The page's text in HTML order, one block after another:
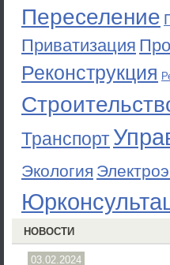
Переселение
Приватизация
Реконструкция
Транспорт
Экология
НОВОСТИ
03.02.2024